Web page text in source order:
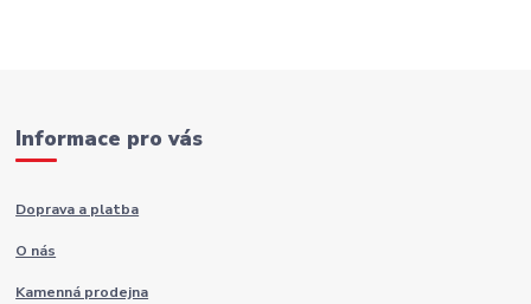
Informace pro vás
Doprava a platba
O nás
Kamenná prodejna